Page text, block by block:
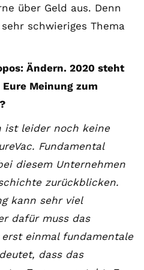
über Geld aus. Denn
schwieriges Thema
Ändern. 2020 steht
Meinung zum
ist leider noch keine
Fundamental
diesem Unternehmen
zurückblicken.
kann sehr viel
dafür muss das
erst einmal fundamentale
dass das